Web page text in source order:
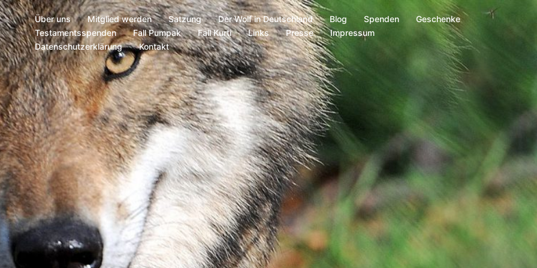
Über uns Mitglied werden Satzung Der Wolf in Deutschland Blog Spenden
Geschenke
Testamentsspenden
Fall Pumpak Fall Kurti Links Presse
Impressum
Datenschutzerklärung
Kontakt